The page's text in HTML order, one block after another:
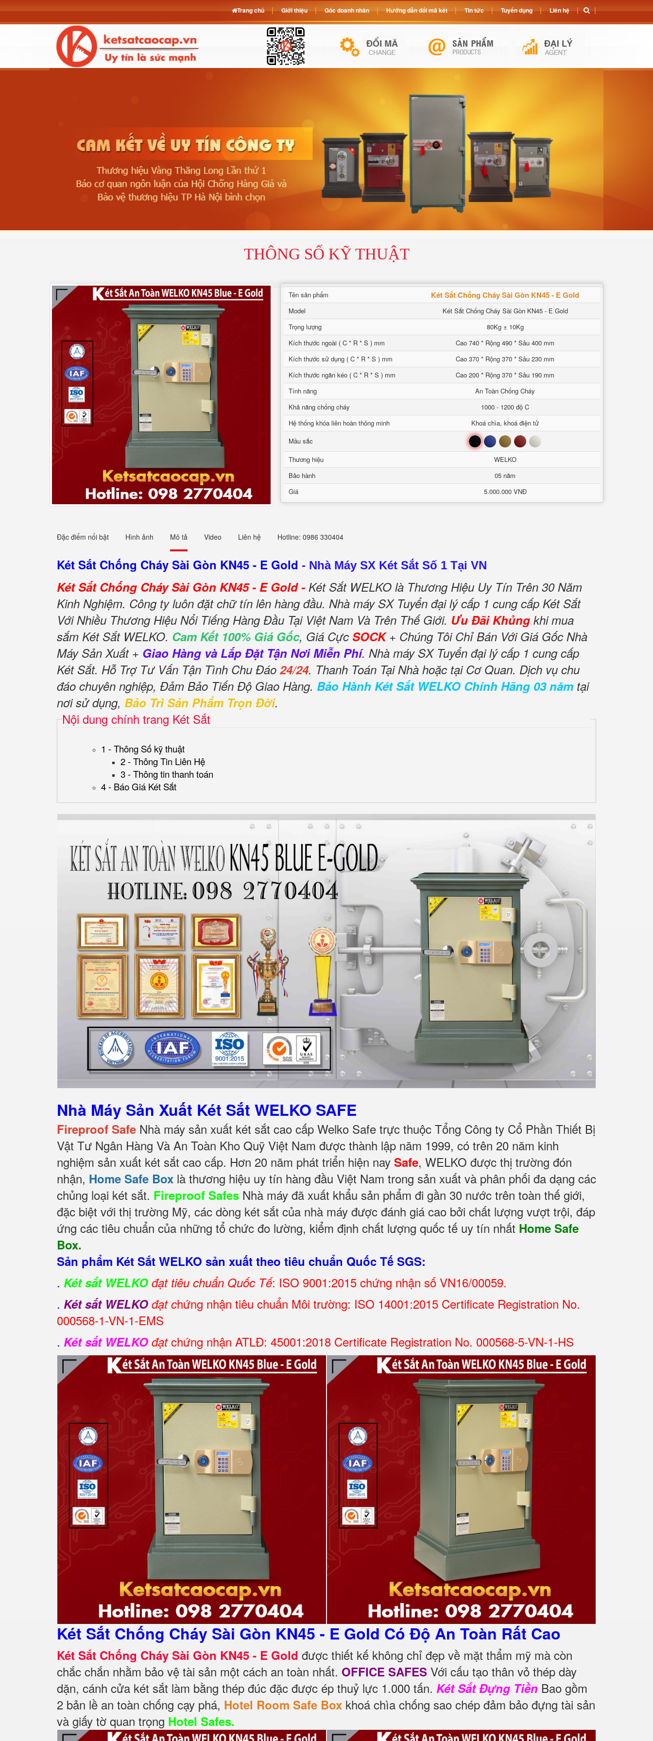
THÔNG SỐ KỸ THUẬT
Tên sản phẩm Két Sắt Chống Cháy Sài Gòn KN45 - E Gold
Model
Két Sắt Chống Cháy Sài Gòn KN45 - E Gold
Trọng lượng
80Kg ± 10Kg
Kích thước ngoài ( C * R * S ) mm
Cao 740 * Rộng 490 * Sâu 400 mm
Kích thước sử dụng ( C * R * S ) mm
Cao 370 * Rộng 370 * Sâu 230 mm
Kích thước ngăn kéo ( C * R * S ) mm
Cao 200 * Rộng 370 * Sâu 190 mm
Tính năng
An Toàn Chống Cháy
Khả năng chống cháy
1000 - 1200 độ C
Hệ thống khóa liên hoàn thông minh
Khoá chìa, khoá điện tử
Mầu sắc
Đen Xanh Nâu Đỏ Trắng
Thương hiệu
WELKO
Bảo hành
05 năm
Giá
5.000.000 VNĐ
Đặc điểm nổi bật Hình ảnh Mô tả Video Liên hệ Hotline: 0986 330404
Két Sắt Chống Cháy Sài Gòn KN45 - E Gold - Nhà Máy SX Két Sắt Số 1 Tại VN
Két Sắt Chống Cháy Sài Gòn KN45 - E Gold - Két Sắt WELKO là Thương Hiệu Uy Tín Trên 30 Năm
Kinh Nghiệm. Công ty luôn đặt chữ tín lên hàng đầu. Nhà máy SX Tuyển đại lý cấp 1 cung cấp Két Sắt
Với Nhiều Thương Hiệu Nổi Tiếng Hàng Đầu Tại Việt Nam Và Trên Thế Giới. Ưu Đãi Khủng khi mua
sắm Két Sắt WELKO. Cam Kết 100% Giá Gốc, Giá Cực SOCK+ Chúng Tôi Chỉ Bán Với Giá Gốc Nhà
Máy Sản Xuất + Giao Hàng và Lắp Đặt Tận Nơi Miễn Phí. Nhà máy SX Tuyển đại lý cấp 1 cung cấp
Két Sắt. Hỗ Trợ Tư Vấn Tận Tình Chu Đáo 24/24. Thanh Toán Tại Nhà hoặc tại Cơ Quan. Dịch vụ chu
đáo chuyên nghiệp, Đảm Bảo Tiến Độ Giao Hàng. Bảo Hành Két Sắt WELKO Chính Hãng 03 năm tại
nơi sử dụng, Bảo Trì Sản Phẩm Trọn Đời.
Nội dung chính trang Két Sắt
1 - Thông Số kỹ thuật
2 - Thông Tin Liên Hệ
3 - Thông tin thanh toán
4 - Báo Giá Két Sắt
Nhà Máy Sản Xuất Két Sắt WELKO SAFE
Fireproof Safe Nhà máy sản xuất két sắt cao cấp Welko Safe trực thuộc Tổng Công ty Cổ Phần Thiết Bị
Vật Tư Ngân Hàng Và An Toàn Kho Quỹ Việt Nam được thành lập năm 1999, có trên 20 năm kinh
nghiệm sản xuất két sắt cao cấp. Hơn 20 năm phát triển hiện nay Safe, WELKO được thị trường đón
nhận, Home Safe Box là thương hiệu uy tín hàng đầu Việt Nam trong sản xuất và phân phối đa dạng các
chủng loại két sắt. Fireproof Safes Nhà máy đã xuất khẩu sản phẩm đi gần 30 nước trên toàn thế giới,
đặc biệt với thị trường Mỹ, các dòng két sắt của nhà máy được đánh giá cao bởi chất lượng vượt trội, đáp
ứng các tiêu chuẩn của những tổ chức đo lường, kiểm định chất lượng quốc tế uy tín nhất Home Safe
Box.
Sản phẩm Két Sắt WELKO sản xuất theo tiêu chuẩn Quốc Tế SGS:
. Két sắt WELKO đạt tiêu chuẩn Quốc Tế: ISO 9001:2015 chứng nhận số VN16/00059.
. Két sắt WELKO đạt chứng nhận tiêu chuẩn Môi trường: ISO 14001:2015 Certificate Registration No.
000568-1-VN-1-EMS
. Két sắt WELKO đạtchứng nhận ATLĐ: 45001:2018 Certificate Registration No. 000568-5-VN-1-HS
Két Sắt Chống Cháy Sài Gòn KN45 - E Gold Có Độ An Toàn Rất Cao
Két Sắt Chống Cháy Sài Gòn KN45 - E Gold được thiết kế không chỉ đẹp về mặt thẩm mỹ mà còn
chắc chắn nhằm bảo vệ tài sản một cách an toàn nhất. OFFICE SAFES Với cấu tạo thân vỏ thép dày
dặn, cánh cửa két sắt làm bằng thép đúc đặc được ép thuỷ lực 1.000 tấn. Két Sắt Đựng Tiền Bao gồm
2 bản lề an toàn chống cạy phá, Hotel Room Safe Box khoá chìa chống sao chép đảm bảo đựng tài sản
và giấy tờ quan trọng Hotel Safes.
Trang chủ Giới thiệu Góc doanh nhân Hướng dẫn đổi mã két Tin tức Tuyển dụng Liên hệ